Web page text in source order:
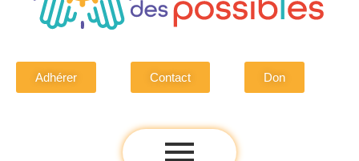
Adhérer Contact Don